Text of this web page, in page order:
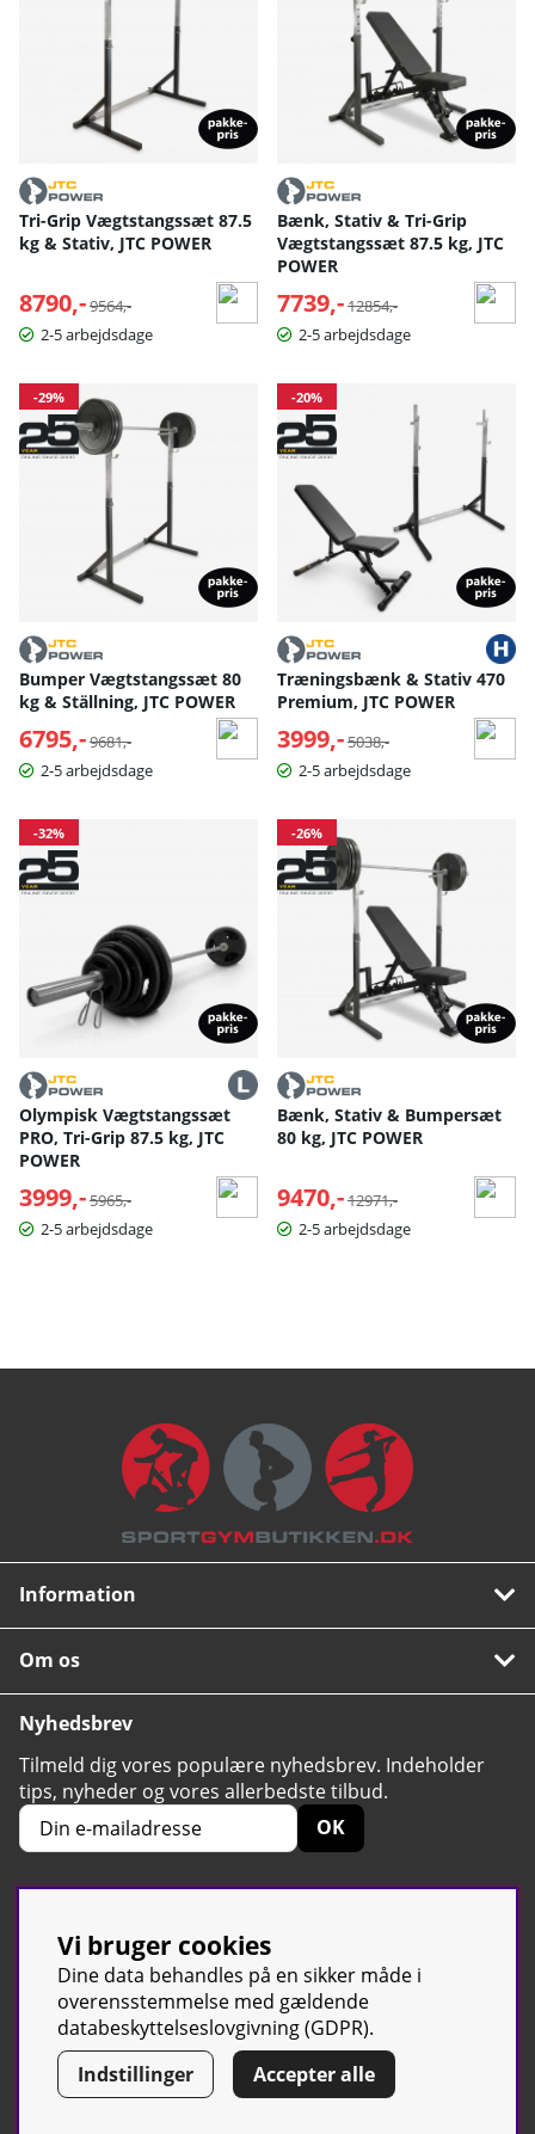
Tri-Grip Vægtstangssæt 87.5
kg & Stativ, JTC POWER
8790,- Normalpris:
9564,-
2-5 arbejdsdage
Bænk, Stativ & Tri-Grip
Vægtstangssæt 87.5 kg, JTC
POWER
7739,- Normalpris:
12854,-
2-5 arbejdsdage
-29%
Bumper Vægtstangssæt 80
kg & Ställning, JTC POWER
6795,- Normalpris:
9681,-
2-5 arbejdsdage
-20%
Træningsbænk & Stativ 470
Premium, JTC POWER
3999,- Normalpris:
5038,-
2-5 arbejdsdage
-32%
Olympisk Vægtstangssæt
PRO, Tri-Grip 87.5 kg, JTC
POWER
3999,- Normalpris:
5965,-
2-5 arbejdsdage
-26%
Bænk, Stativ & Bumpersæt
80 kg, JTC POWER
9470,- Normalpris:
12971,-
2-5 arbejdsdage
Information
Om os
Nyhedsbrev
Tilmeld dig vores populære nyhedsbrev. Indeholder
tips, nyheder og vores allerbedste tilbud.
OK
4.6 Baseret på 2424 stemmer
© Sport & Gym Butiken JTC AB |Kontakt os| All rights reserved |
(svensk tilsvarende CVR-nummer)556668-7058 | Tel: +46 500-
42 87 00
Vi bruger cookies
Dine data behandles på en sikker måde i
overensstemmelse med gældende
databeskyttelseslovgivning (GDPR).
Indstillinger
Accepter alle